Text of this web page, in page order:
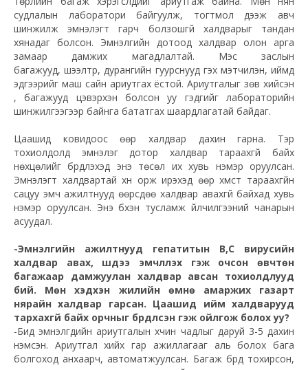
судлалын лаборатори байгуулж, тогтмол дээж авч
шинжилж эмнэлэгт гарч болзошгүй халдварыг тандан
хянадаг болсон. Эмнэлгийн дотоод халдвар олон арга
замаар дамжих магадлалтай. Мэс заслын
багажууд, шээлтүүр, дурангийн гуурснууд гэх мэтчилэн, иймд
эдгээрийг маш сайн ариутгах ёстой. Ариутгалыг зөв хийсэн
үү, багажууд цэвэрхэн болсон уу гэдгийг лабораторийн
шинжилгээгээр байнга бататгах шаардлагатай байдаг.
Цаашид ковидоос өөр халдвар дахин гарна. Тэр
тохиолдолд эмнэлэг дотор халдвар тараахгүй байх
нөхцөлийг бүрдүүлэхэд энэ төсөл их хувь нэмэр оруулсан.
Эмнэлэгт халдвартай хүн орж ирэхэд өөр хүмүүст тараахгүйн
сацуу эмч ажилтнууд өөрсдөө халдвар авахгүй байхад хувь
нэмэр оруулсан. Энэ бүхэн тусламж үйлчилгээний чанарын
асуудал.
-Эмнэлгийн ажилтнууд гепатитын В,С вирусийн
халдвар авах, шүдээ эмчлүүлэх гэж очсон өвчтөн
багажаар дамжуулан халдвар авсан тохиолдлууд
бий. Мөн хэдхэн жилийн өмнө амаржих газарт
нярайн халдвар гарсан. Цаашид ийм халдварууд
тархахгүй байх орчныг бүрдүүлсэн гэж ойлгож болох уу?
-Бид эмнэлгүүдийн ариутгалын хүчин чадлыг даруй 3-5 дахин
нэмсэн. Ариутгал хийх гар ажиллагааг аль болох бага
болгоход анхаарч, автоматжуулсан. Багаж бүрд тохирсон,